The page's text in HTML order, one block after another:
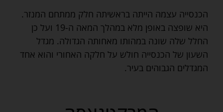
הכנסייה עצמה הייתה בראשיתה חלק ממתחם המנזר.
היא שופצה באופן מלא במהלך המאה ה-19 ועל כן
החלל שלה שונה במהותו מאחותה הגדולה. מגדל
השעון של הכנסייה חולש על חלקה האחורי והוא אחד
המגדלים הגבוהים בעיר.